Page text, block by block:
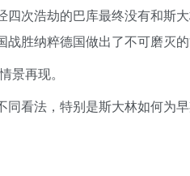
次浩劫的巴库最终没有和斯
胜纳粹德国做出了不可磨灭的
景再现。
看法，特别是斯大林如何为